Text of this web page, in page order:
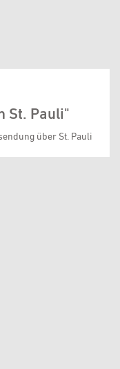
St. Pauli"
über St. Pauli